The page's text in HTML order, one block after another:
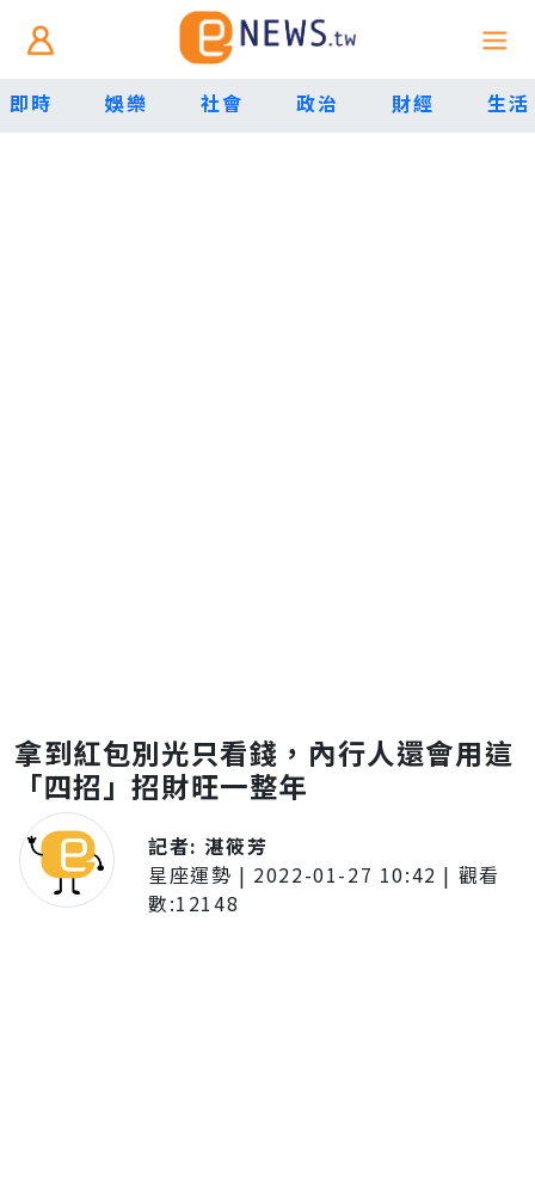
即時 娛樂 社會 政治 財經 生活
拿到紅包別光只看錢，內行人還會用這
「四招」招財旺一整年
記者: 湛筱芳
星座運勢 | 2022-01-27 10:42 | 觀看
數:12148